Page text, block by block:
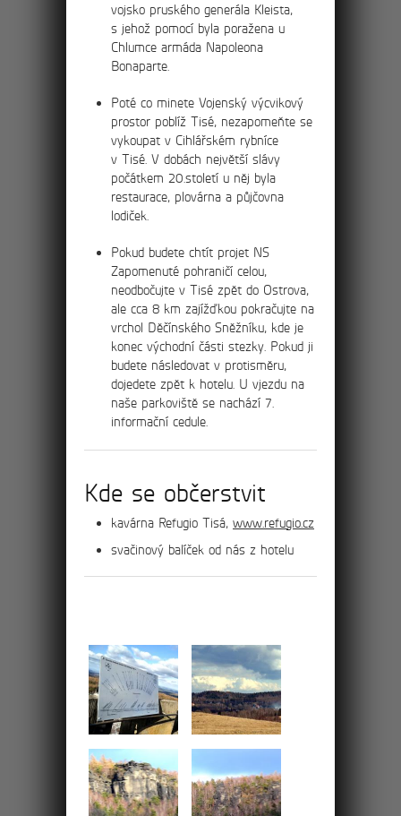
Výlet na Bastei a hrad
Hohnstein
části Národního parku Saské Švýcarsko,
čeká Vás lázeňské město Kurorth Rathen,
skalní most Bastei a hrad Hohnsteinu.
Průvodce Velkými
Tiskými stěnami
Do skalního města Tiských stěn
vstupujeme od kostela sv. Anny v Tisé.
Průvodce Malými
Tiskými stěnami
historických pohlednic
Po hřebenu masivů
vojsko pruského generála Kleista,
s jehož pomocí byla poražena u
Chlumce armáda Napoleona
Bonaparte.
Poté co minete Vojenský výcvikový
prostor poblíž Tisé, nezapomeňte se
vykoupat v Cihlářském rybníce
v Tisé. V dobách největší slávy
počátkem 20.století u něj byla
restaurace, plovárna a půjčovna
lodiček.
Pokud budete chtít projet NS
Zapomenuté pohraničí celou,
neodbočujte v Tisé zpět do Ostrova,
ale cca 8 km zajížďkou pokračujte na
vrchol Děčínského Sněžníku, kde je
konec východní části stezky. Pokud ji
budete následovat v protisměru,
dojedete zpět k hotelu. U vjezdu na
naše parkoviště se nachází 7.
informační cedule.
Kde se občerstvit
kavárna Refugio Tisá, www.refugio.cz
svačinový balíček od nás z hotelu